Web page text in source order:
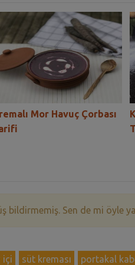
Mor Havuç Çorbası
bildirmemiş. Sen de mi öyle
içi süt kreması portakal